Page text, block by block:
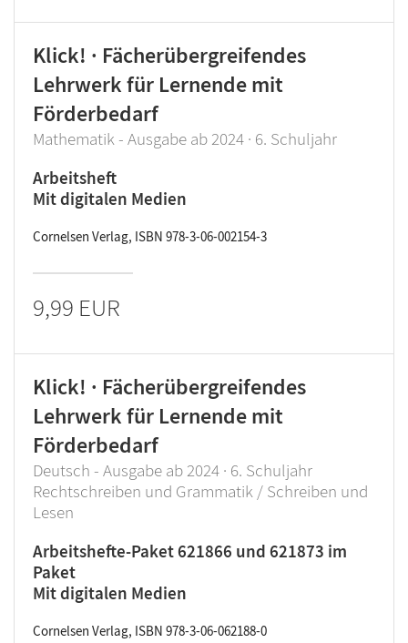
Klick! · Fächerübergreifendes
Lehrwerk für Lernende mit
Förderbedarf
Mathematik - Ausgabe ab 2024 · 6. Schuljahr
Arbeitsheft
Mit digitalen Medien
Cornelsen Verlag, ISBN 978-3-06-002154-3
9,99 EUR
Klick! · Fächerübergreifendes
Lehrwerk für Lernende mit
Förderbedarf
Deutsch - Ausgabe ab 2024 · 6. Schuljahr
Rechtschreiben und Grammatik / Schreiben und
Lesen
Arbeitshefte-Paket 621866 und 621873 im
Paket
Mit digitalen Medien
Cornelsen Verlag, ISBN 978-3-06-062188-0